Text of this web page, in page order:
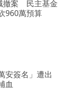
撤案 民主基金
960萬預算
安簽名」遭出
血